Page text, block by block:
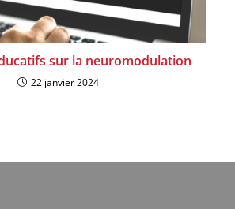
sur la neuromodulation
22 janvier 2024